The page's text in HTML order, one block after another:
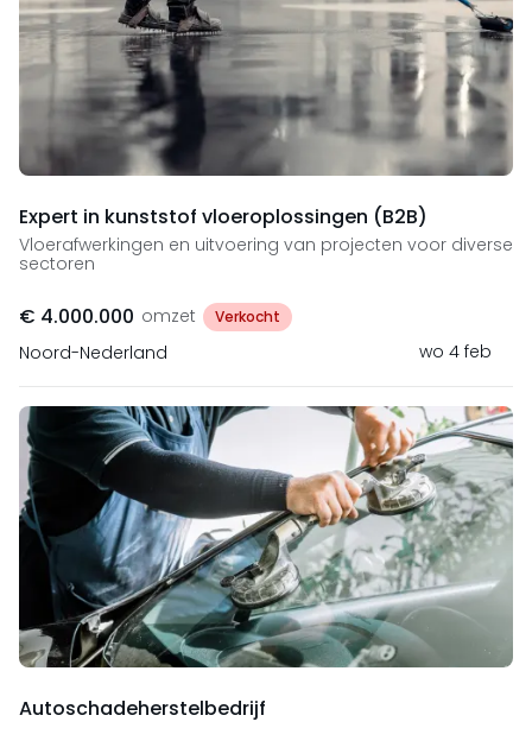
Expert in kunststof vloeroplossingen (B2B)
Vloerafwerkingen en uitvoering van projecten voor diverse
sectoren
€ 4.000.000 omzet Verkocht
Noord-Nederland wo 4 feb
Autoschadeherstelbedrijf